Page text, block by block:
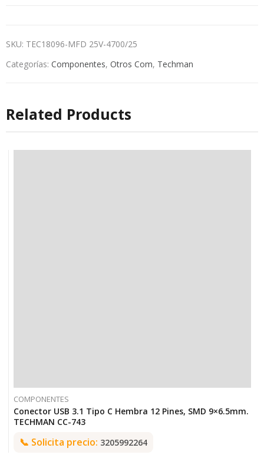
SKU: TEC18096-MFD 25V-4700/25
Categorías: Componentes, Otros Com, Techman
Related Products
COMPONENTES
Conector USB 3.1 Tipo C Hembra 12 Pines, SMD 9×6.5mm.
TECHMAN CC-743
📞 Solicita precio: 3205992264